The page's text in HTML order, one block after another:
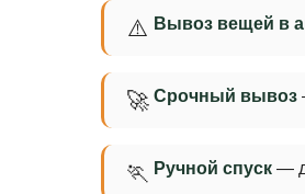
⚠️ Вывоз вещей в
🚀 Срочный вывоз
🏃 Ручной спуск —